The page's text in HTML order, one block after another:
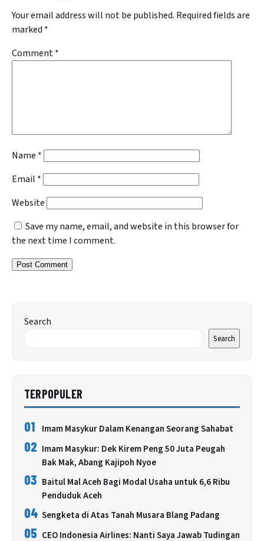
Your email address will not be published. Required fields are
marked *
Comment*
Name *
Email *
Website
Save my name, email, and website in this browser for
the next time I comment.
Search
Search
TERPOPULER
01 Imam Masykur Dalam Kenangan Seorang Sahabat
02 Imam Masykur: Dek Kirem Peng 50 Juta Peugah
Bak Mak, Abang Kajipoh Nyoe
03 Baitul Mal Aceh Bagi Modal Usaha untuk 6,6 Ribu
Penduduk Aceh
04 Sengketa di Atas Tanah Musara Blang Padang
05 CEO Indonesia Airlines: Nanti Saya Jawab Tudingan